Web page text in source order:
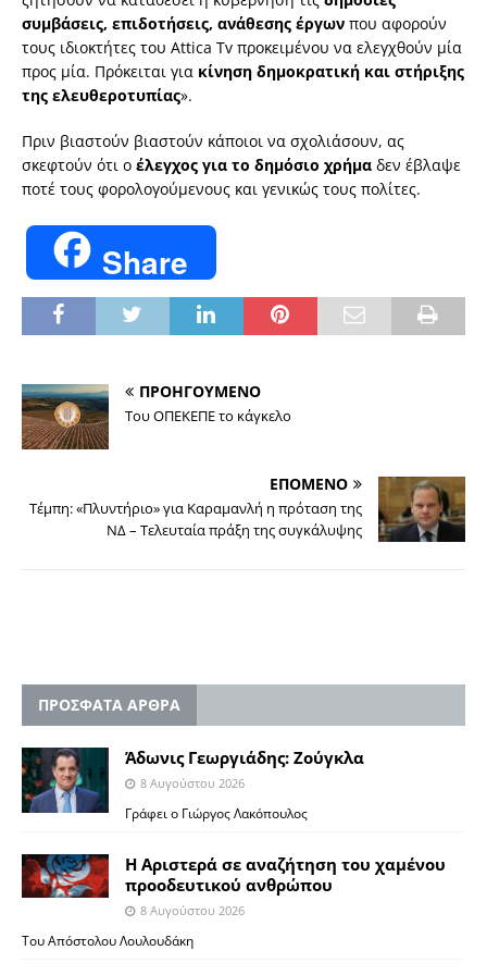
συμβάσεις, επιδοτήσεις, ανάθεσης έργων που αφορούν
τους ιδιοκτήτες του Attica Tv προκειμένου να ελεγχθούν μία
προς μία. Πρόκειται για κίνηση δημοκρατική και στήριξης
της ελευθεροτυπίας».
Πριν βιαστούν βιαστούν κάποιοι να σχολιάσουν, ας
σκεφτούν ότι ο έλεγχος για το δημόσιο χρήμα δεν έβλαψε
ποτέ τους φορολογούμενους και γενικώς τους πολίτες.
Share
ΠΡΟΗΓΟΥΜΕΝΟ
Του ΟΠΕΚEΠΕ το κάγκελο
ΕΠΟΜΕΝΟ
Τέμπη: «Πλυντήριο» για Καραμανλή η πρόταση της
ΝΔ – Τελευταία πράξη της συγκάλυψης
ΠΡΟΣΦΑΤΑ ΑΡΘΡΑ
Άδωνις Γεωργιάδης: Ζούγκλα
8 Αυγούστου 2026
Γράφει ο Γιώργος Λακόπουλος
Η Αριστερά σε αναζήτηση του χαμένου
προοδευτικού ανθρώπου
8 Αυγούστου 2026
Του Απόστολου Λουλουδάκη